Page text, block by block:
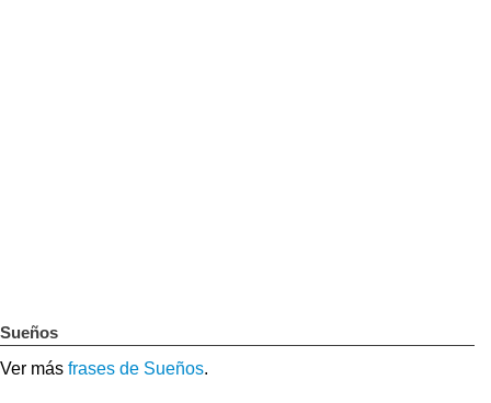
Sueños
Ver más frases de Sueños.